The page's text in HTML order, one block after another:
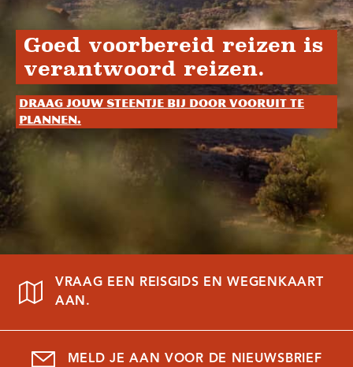
Goed voorbereid reizen is
verantwoord reizen.
Draag jouw steentje bij door vooruit te
plannen.
VRAAG EEN REISGIDS EN WEGENKAART
AAN.
MELD JE AAN VOOR DE NIEUWSBRIEF